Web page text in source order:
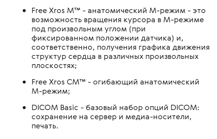
Free Xros M™ - анатомический М-режим - это
возможность вращения курсора в М-режиме
под произвольным углом (при
фиксированном положении датчика) и,
соответственно, получения графика движения
структур сердца в различных произвольных
плоскостях;
Free Xros CM™ - огибающий анатомический
М-режим;
DICOM Basic - базовый набор опций DICOM:
сохранение на сервер и медиа-носители,
печать.